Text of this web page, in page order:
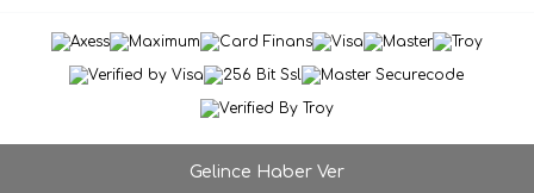
Gelince Haber Ver